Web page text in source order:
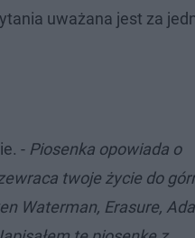
uważana jest za
- Piosenka opowiada o
twoje życie do
Waterman, Erasure,